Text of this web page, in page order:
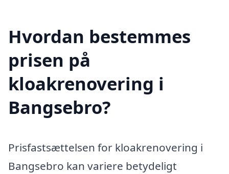
Hvordan bestemmes
prisen på
kloakrenovering i
Bangsebro?
Prisfastsættelsen for kloakrenovering i
Bangsebro kan variere betydeligt